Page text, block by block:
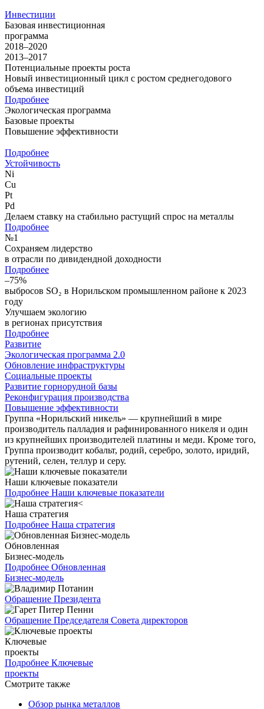
Инвестиции
Базовая инвестиционная
программа
2018–2020
2013–2017
Потенциальные проекты роста
Новый инвестиционный цикл с ростом среднегодового
объема инвестиций
Подробнее
Экологическая программа
Базовые проекты
Повышение эффективности
Подробнее
Устойчивость
Ni
Cu
Pt
Pd
Делаем ставку на стабильно растущий спрос на металлы
Подробнее
№1
Сохраняем лидерство
в отрасли по дивидендной доходности
Подробнее
–75%
выбросов SO₂ в Норильском промышленном районе к 2023
году
Улучшаем экологию
в регионах присутствия
Подробнее
Развитие
Экологическая программа 2.0
Обновление инфраструктуры
Социальные проекты
Развитие горнорудной базы
Реконфигурация производства
Повышение эффективности
Группа «Норильский никель» — крупнейший в мире
производитель палладия и рафинированного никеля и один
из крупнейших производителей платины и меди. Кроме того,
Группа производит кобальт, родий, серебро, золото, иридий,
рутений, селен, теллур и серу.
Наши ключевые показатели
Подробнее Наши ключевые показатели
Наша стратегия
Подробнее Наша стратегия
Обновленная
Бизнес-модель
Подробнее Обновленная
Бизнес-модель
Обращение Президента
Обращение Председателя Совета директоров
Ключевые
проекты
Подробнее Ключевые
проекты
Смотрите также
Обзор рынка металлов